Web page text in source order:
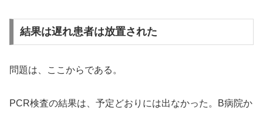
結果は遅れ患者は放置された
問題は、ここからである。
PCR検査の結果は、予定どおりには出なかった。B病院か